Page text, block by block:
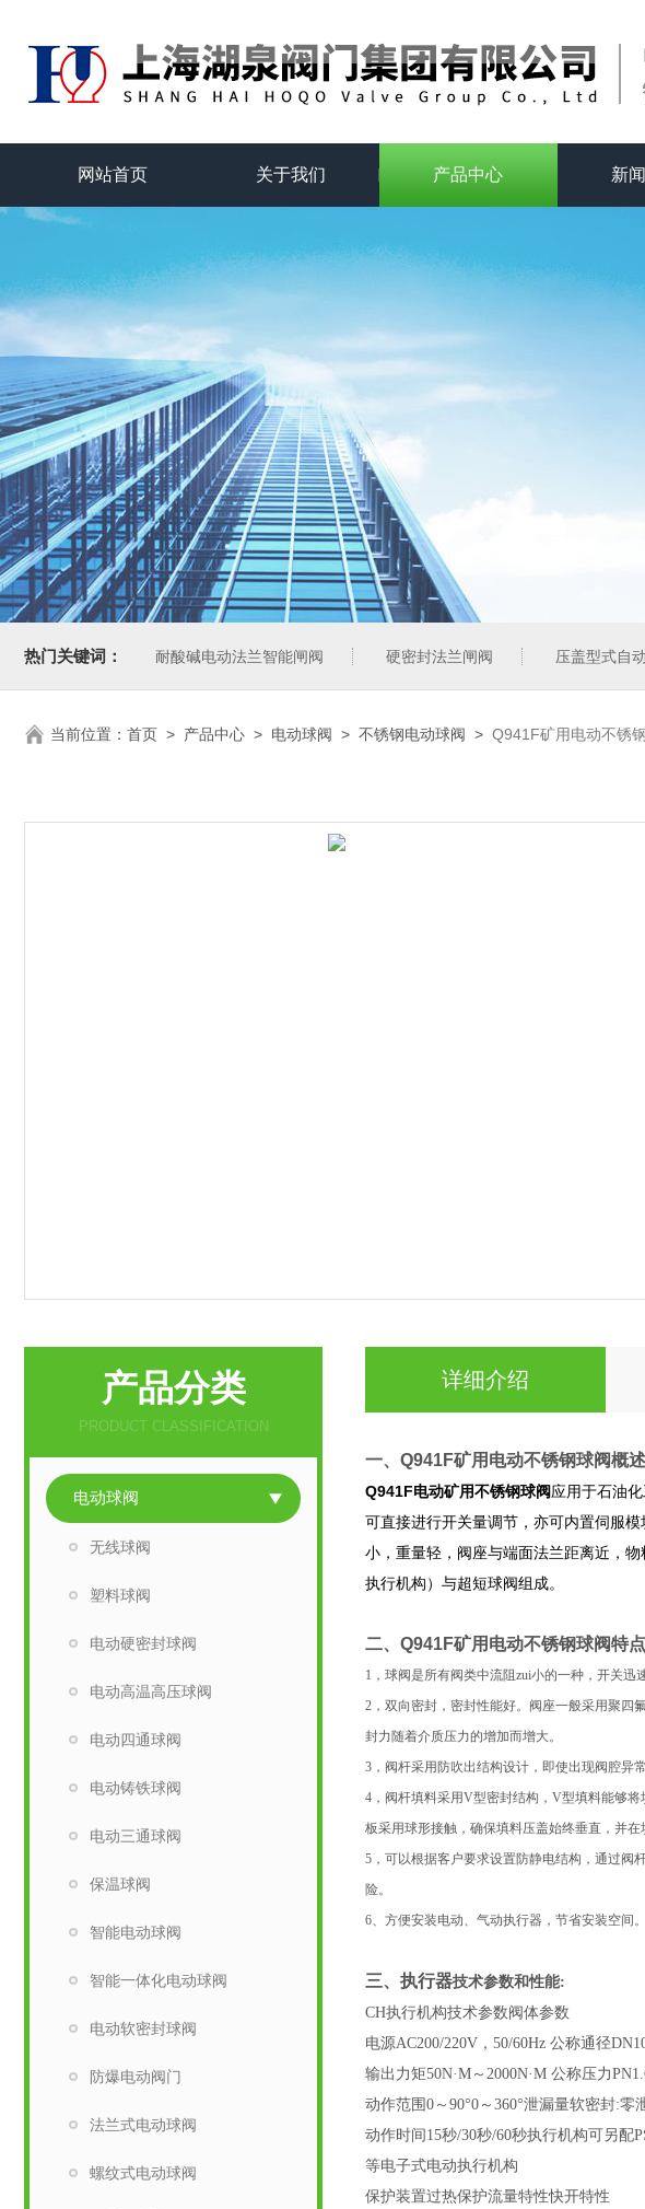
网站首页 关于我们 产品中心 新
热门关键词： 耐酸碱电动法兰智能闸阀 硬密封法兰闸阀 压盖型式自
当前位置： 首页 > 产品中心 > 电动球阀 > 不锈钢电动球阀 > Q941F矿用电动不锈
产品分类
PRODUCT CLASSIFICATION
电动球阀
无线球阀
塑料球阀
电动硬密封球阀
电动高温高压球阀
电动四通球阀
电动铸铁球阀
电动三通球阀
保温球阀
智能电动球阀
智能一体化电动球阀
电动软密封球阀
防爆电动阀门
法兰式电动球阀
螺纹式电动球阀
详细介绍
一、 Q941F矿用电动不锈钢球阀概述
Q941F电动矿用不锈钢球阀应用于石油
可直接进行开关量调节，亦可内置伺服
小，重量轻，阀座与端面法兰距离近，
执行机构）与超短球阀组成。​
二、 Q941F矿用电动不锈钢球阀特点
1，球阀是所有阀类中流阻zui小的一种，开关迅
2，双向密封，密封性能好。阀座一般采用聚四
封力随着介质压力的增加而增大。
3，阀杆采用防吹出结构设计，即使出现阀腔异
4，阀杆填料采用V型密封结构，V型填料能够
板采用球形接触，确保填料压盖始终垂直，并
5，可以根据客户要求设置防静电结构，通过阀
险。
6、方便安装电动、气动执行器，节省安装空间
三、执行器技术参数和性能:
CH执行机构技术参数阀体参数
电源AC200/220V，50/60Hz 公称通径
输出力矩50N·M～2000N·M 公称压力
动作范围0～90°0～360°泄漏量软密封:
动作时间15秒/30秒/60秒执行机构可另配
等电子式电动执行机构
保护装置过热保护流量特性快开特性